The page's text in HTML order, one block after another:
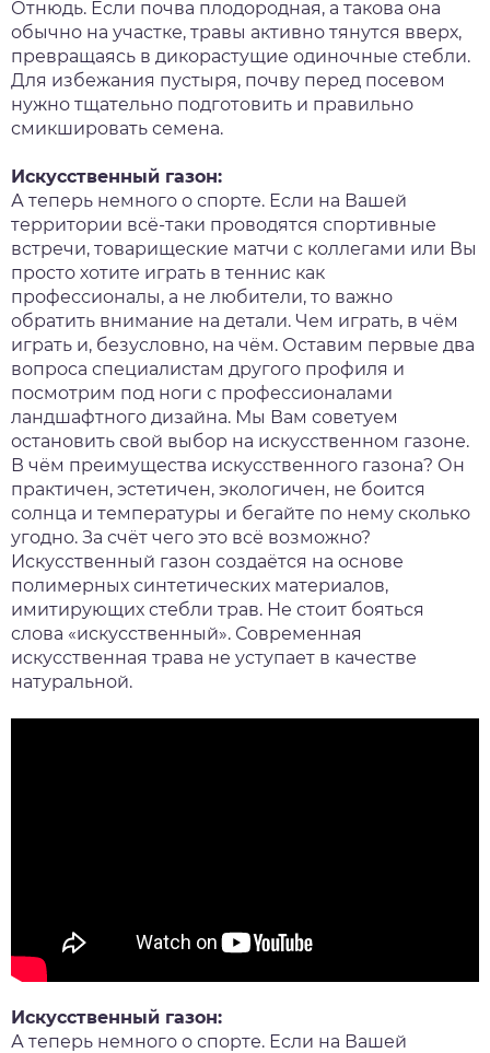
Отнюдь. Если почва плодородная, а такова она
обычно на участке, травы активно тянутся вверх,
превращаясь в дикорастущие одиночные стебли.
Для избежания пустыря, почву перед посевом
нужно тщательно подготовить и правильно
смикшировать семена.
Искусственный газон:
А теперь немного о спорте. Если на Вашей
территории всё-таки проводятся спортивные
встречи, товарищеские матчи с коллегами или Вы
просто хотите играть в теннис как
профессионалы, а не любители, то важно
обратить внимание на детали. Чем играть, в чём
играть и, безусловно, на чём. Оставим первые два
вопроса специалистам другого профиля и
посмотрим под ноги с профессионалами
ландшафтного дизайна. Мы Вам советуем
остановить свой выбор на искусственном газоне.
В чём преимущества искусственного газона? Он
практичен, эстетичен, экологичен, не боится
солнца и температуры и бегайте по нему сколько
угодно. За счёт чего это всё возможно?
Искусственный газон создаётся на основе
полимерных синтетических материалов,
имитирующих стебли трав. Не стоит бояться
слова «искусственный». Современная
искусственная трава не уступает в качестве
натуральной.
Искусственный газон:
А теперь немного о спорте. Если на Вашей